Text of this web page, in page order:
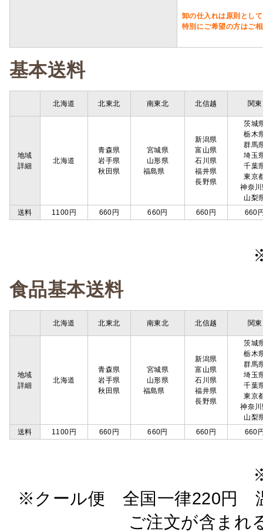
卸の仕入れは原則とし
特別にご希望の方はご
基本送料
北海道 北東北 南東北 北信越 関東
地域
詳細
北海道
青森県
岩手県
秋田県
宮城県
山形県
福島県
新潟県
富山県
石川県
福井県
長野県
茨城
栃木
群馬
埼玉
千葉
東京
神奈
山梨
送料
1100円 660円 660円 660円 660
食品基本送料
北海道 北東北 南東北 北信越 関東
地域
詳細
北海道
青森県
岩手県
秋田県
宮城県
山形県
福島県
新潟県
富山県
石川県
福井県
長野県
茨城
栃木
群馬
埼玉
千葉
東京
神奈
山梨
送料
1100円 660円 660円 660円 660
※クール便 全国一律220円
ご注文が含ま